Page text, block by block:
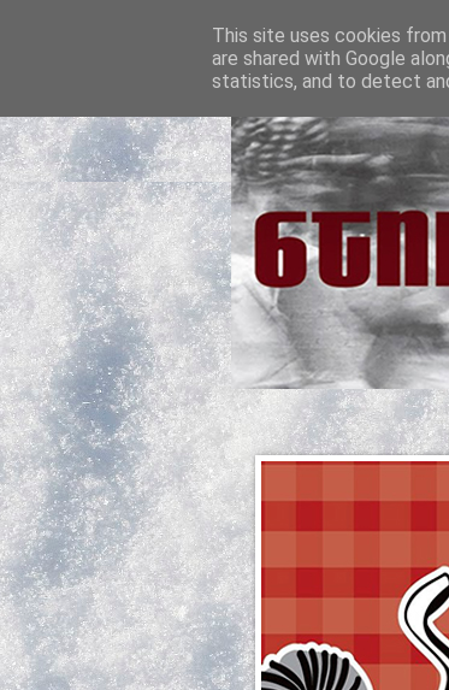
This site uses cookies
are shared with Google
statistics, and to detect